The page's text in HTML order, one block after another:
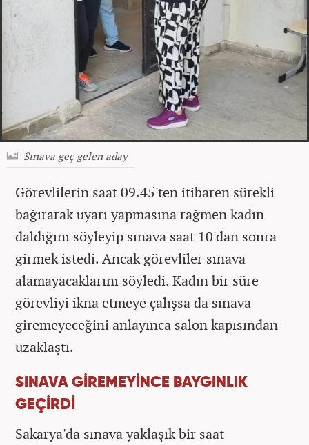
Sınava geç gelen aday
Görevlilerin saat 09.45'ten itibaren sürekli
bağırarak uyarı yapmasına rağmen kadın
daldığını söyleyip sınava saat 10'dan sonra
girmek istedi. Ancak görevliler sınava
alamayacaklarını söyledi. Kadın bir süre
görevliyi ikna etmeye çalışsa da sınava
giremeyeceğini anlayınca salon kapısından
uzaklaştı.
SINAVA GİREMEYİNCE BAYGINLIK
GEÇİRDİ
Sakarya'da sınava yaklaşık bir saat